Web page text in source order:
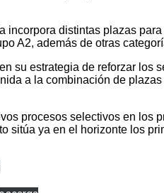
incorpora distintas plazas
A2, además de otras
su estrategia de reforzar
a la combinación de
procesos selectivos en
sitúa ya en el horizonte los